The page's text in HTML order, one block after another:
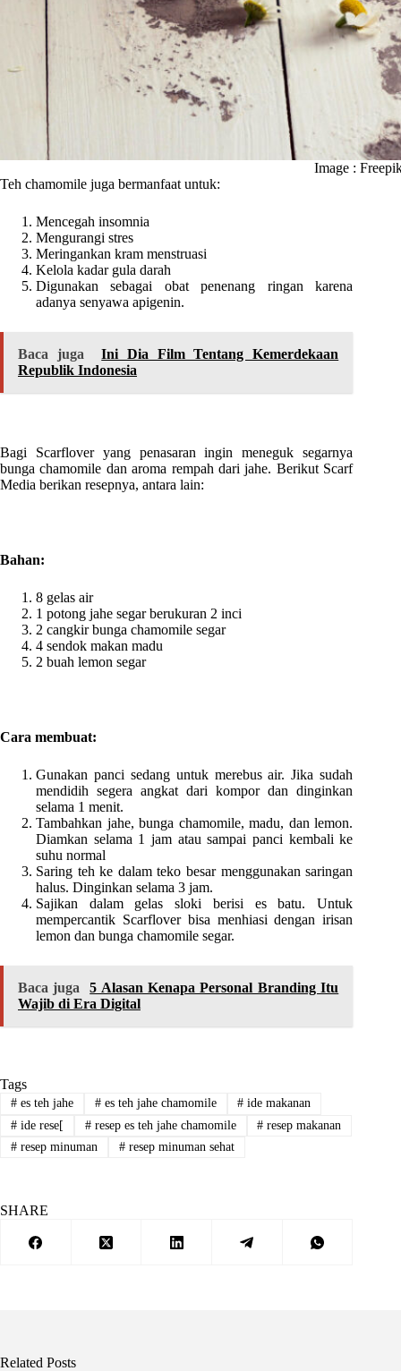
Image :
Teh chamomile juga bermanfaat untuk:
Mencegah insomnia
Mengurangi stres
Meringankan kram menstruasi
Kelola kadar gula darah
Digunakan sebagai obat penenang ringan karena
adanya senyawa apigenin.
Baca juga
Ini Dia Film Tentang Kemerdekaan
Republik Indonesia
Bagi Scarflover yang penasaran ingin meneguk segarnya
bunga chamomile dan aroma rempah dari jahe. Berikut Scarf
Media berikan resepnya, antara lain:
Bahan:
8 gelas air
1 potong jahe segar berukuran 2 inci
2 cangkir bunga chamomile segar
4 sendok makan madu
2 buah lemon segar
Cara membuat:
Gunakan panci sedang untuk merebus air. Jika sudah
mendidih segera angkat dari kompor dan dinginkan
selama 1 menit.
Tambahkan jahe, bunga chamomile, madu, dan lemon.
Diamkan selama 1 jam atau sampai panci kembali ke
suhu normal
Saring teh ke dalam teko besar menggunakan saringan
halus. Dinginkan selama 3 jam.
Sajikan dalam gelas sloki berisi es batu. Untuk
mempercantik Scarflover bisa menhiasi dengan irisan
lemon dan bunga chamomile segar.
Baca juga
5 Alasan Kenapa Personal Branding Itu
Wajib di Era Digital
Tags
#es teh jahe #es teh jahe chamomile # ide makanan
#ide rese[ #resep es teh jahe chamomile # resep makanan
#resep minuman #resep minuman sehat
SHARE
Related Posts